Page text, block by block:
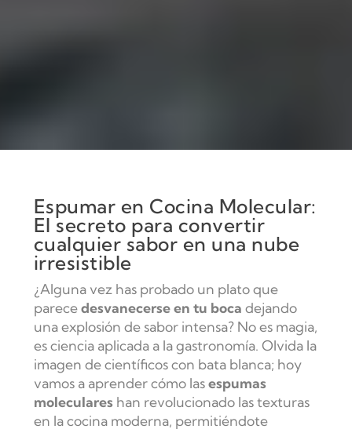
Espumar en Cocina Molecular:
El secreto para convertir
cualquier sabor en una nube
irresistible
¿Alguna vez has probado un plato que
parecedesvanecerse en tu boca dejando
una explosión de sabor intensa? No es magia,
es ciencia aplicada a la gastronomía. Olvida la
imagen de científicos con bata blanca; hoy
vamos a aprender cómo lasespumas
moleculareshan revolucionado las texturas
en la cocina moderna, permitiéndote